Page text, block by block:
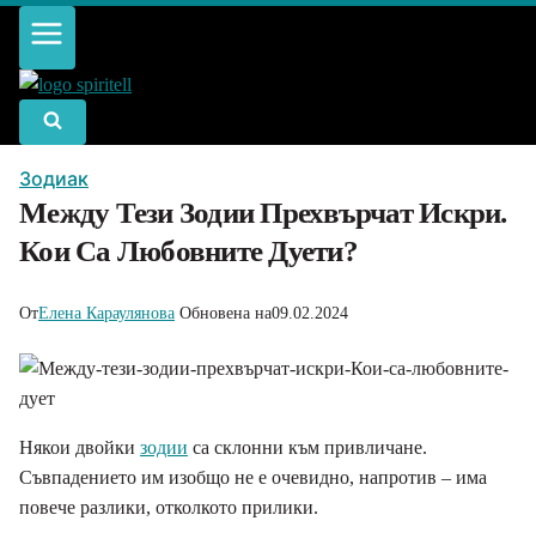
Към
съдържанието
Зодиак
Между Тези Зодии Прехвърчат Искри.
Кои Са Любовните Дуети?
ОтЕлена Караулянова Обновена на09.02.2024
Някои двойки зодии са склонни към привличане.
Съвпадението им изобщо не е очевидно, напротив – има
повече разлики, отколкото прилики.